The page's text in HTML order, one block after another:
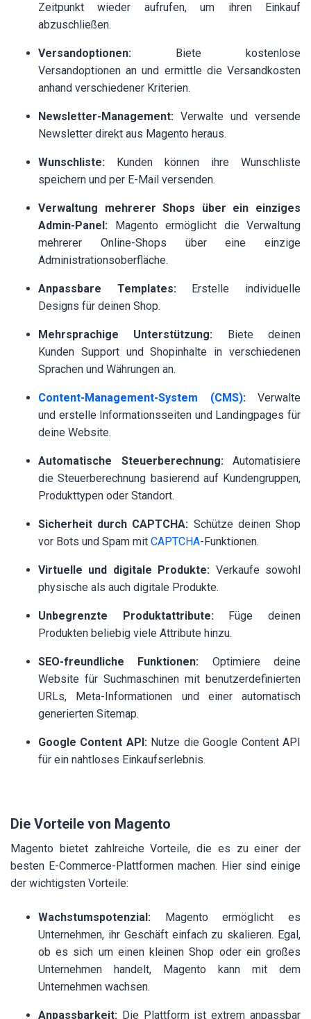
Zeitpunkt wieder aufrufen, um ihren Einkauf
abzuschließen.
Versandoptionen: Biete kostenlose
Versandoptionen an und ermittle die Versandkosten
anhand verschiedener Kriterien.
Newsletter-Management: Verwalte und versende
Newsletter direkt aus Magento heraus.
Wunschliste: Kunden können ihre Wunschliste
speichern und per E-Mail versenden.
Verwaltung mehrerer Shops über ein einziges
Admin-Panel: Magento ermöglicht die Verwaltung
mehrerer Online-Shops über eine einzige
Administrationsoberfläche.
Anpassbare Templates:Erstelle individuelle
Designs für deinen Shop.
Mehrsprachige Unterstützung: Biete deinen
Kunden Support und Shopinhalte in verschiedenen
Sprachen und Währungen an.
Content-Management-System (CMS): Verwalte
und erstelle Informationsseiten und Landingpages für
deine Website.
Automatische Steuerberechnung:Automatisiere
die Steuerberechnung basierend auf Kundengruppen,
Produkttypen oder Standort.
Sicherheit durch CAPTCHA: Schütze deinen Shop
vor Bots und Spam mit CAPTCHA-Funktionen.
Virtuelle und digitale Produkte: Verkaufe sowohl
physische als auch digitale Produkte.
Unbegrenzte Produktattribute: Füge deinen
Produkten beliebig viele Attribute hinzu.
SEO-freundliche Funktionen: Optimiere deine
Website für Suchmaschinen mit benutzerdefinierten
URLs, Meta-Informationen und einer automatisch
generierten Sitemap.
Google Content API: Nutze die Google Content API
für ein nahtloses Einkaufserlebnis.
Die Vorteile von Magento
Magento bietet zahlreiche Vorteile, die es zu einer der
besten E-Commerce-Plattformen machen. Hier sind einige
der wichtigsten Vorteile:
Wachstumspotenzial: Magento ermöglicht es
Unternehmen, ihr Geschäft einfach zu skalieren. Egal,
ob es sich um einen kleinen Shop oder ein großes
Unternehmen handelt, Magento kann mit dem
Unternehmen wachsen.
Anpassbarkeit: Die Plattform ist extrem anpassbar